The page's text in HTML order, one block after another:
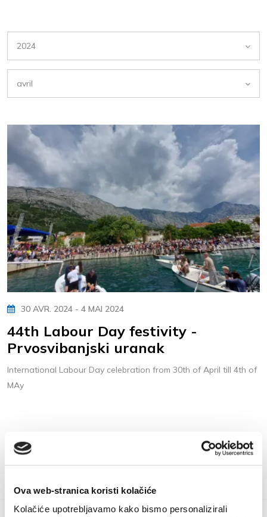
Ova web-stranica koristi kolačiće
Kolačiće upotrebljavamo kako bismo personalizirali
2024
avril
30 AVR. 2024 - 4 MAI 2024
44th Labour Day festivity -
Prvosvibanjski uranak
International Labour Day celebration from 30th of April till 4th of
MAy